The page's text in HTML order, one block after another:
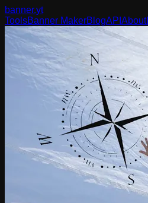
banner.yt
ToolsBanner MakerBlogAPI About